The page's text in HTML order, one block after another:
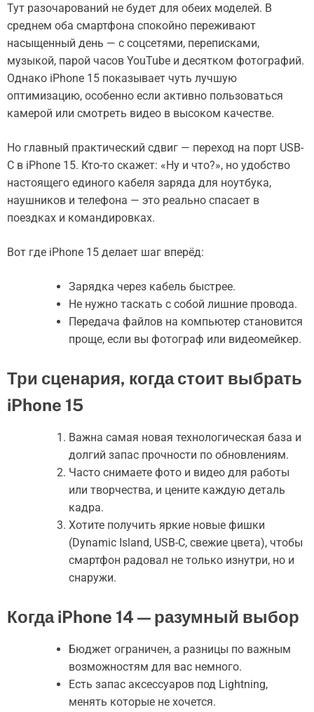
Тут разочарований не будет для обеих моделей. В
среднем оба смартфона спокойно переживают
насыщенный день — с соцсетями, переписками,
музыкой, парой часов YouTube и десятком фотографий.
Однако iPhone 15 показывает чуть лучшую
оптимизацию, особенно если активно пользоваться
камерой или смотреть видео в высоком качестве.
Но главный практический сдвиг — переход на порт USB-
C в iPhone 15. Кто-то скажет: «Ну и что?», но удобство
настоящего единого кабеля заряда для ноутбука,
наушников и телефона — это реально спасает в
поездках и командировках.
Вот где iPhone 15 делает шаг вперёд:
Зарядка через кабель быстрее.
Не нужно таскать с собой лишние провода.
Передача файлов на компьютер становится
проще, если вы фотограф или видеомейкер.
Три сценария, когда стоит выбрать
iPhone 15
Важна самая новая технологическая база и
долгий запас прочности по обновлениям.
Часто снимаете фото и видео для работы
или творчества, и цените каждую деталь
кадра.
Хотите получить яркие новые фишки
(Dynamic Island, USB-C, свежие цвета), чтобы
смартфон радовал не только изнутри, но и
снаружи.
Когда iPhone 14 — разумный выбор
Бюджет ограничен, а разницы по важным
возможностям для вас немного.
Есть запас аксессуаров под Lightning,
менять которые не хочется.